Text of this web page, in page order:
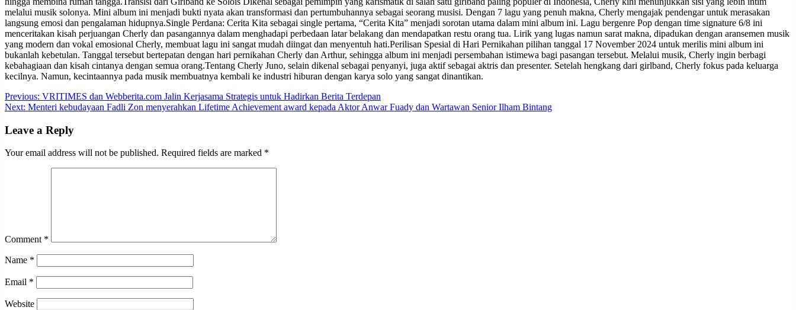
melalui musik solonya. Mini album ini menjadi bukti nyata akan transformasi dan pertumbuhannya sebagai seorang musisi. Dengan 7 lagu yang penuh makna, Cherly mengajak pendengar untuk merasakan
langsung emosi dan pengalaman hidupnya.Single Perdana: Cerita Kita sebagai single pertama, “Cerita Kita” menjadi sorotan utama dalam mini album ini. Lagu bergenre Pop dengan time signature 6/8 ini
menceritakan kisah perjuangan Cherly dan pasangannya dalam menghadapi perbedaan latar belakang dan mendapatkan restu orang tua. Lirik yang lugas namun sarat makna, dipadukan dengan aransemen musik
yang modern dan vokal emosional Cherly, membuat lagu ini sangat mudah diingat dan menyentuh hati.Perilisan Spesial di Hari Pernikahan pilihan tanggal 17 November 2024 untuk merilis mini album ini
bukanlah kebetulan. Tanggal tersebut bertepatan dengan hari pernikahan Cherly dan Arthur, sehingga album ini menjadi persembahan istimewa bagi pasangan tersebut. Melalui musik, Cherly ingin berbagi
kebahagiaan dan kisah cintanya dengan semua orang.Tentang Cherly Juno, selain dikenal sebagai penyanyi, juga aktif sebagai aktris dan presenter. Setelah hengkang dari girlband, Cherly fokus pada keluarga
kecilnya. Namun, kecintaannya pada musik membuatnya kembali ke industri hiburan dengan karya solo yang sangat dinantikan.
Post
navigation
Previous: VRITIMES dan Webberita.com Jalin Kerjasama Strategis untuk Hadirkan Berita Terdepan
Next: Menteri kebudayaan Fadli Zon menyerahkan Lifetime Achievement award kepada Aktor Anwar Fuady dan Wartawan Senior Ilham Bintang
Leave a Reply
Your email address will not be published. Required fields are marked *
Comment *
Name *
Email *
Website